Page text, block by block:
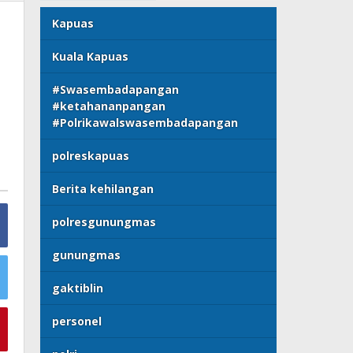
Kapuas
Kuala Kapuas
#Swasembadapangan
#ketahananpangan
#Polrikawalswasembadapangan
polreskapuas
Berita kehilangan
polresgunungmas
gunungmas
gaktiblin
personel